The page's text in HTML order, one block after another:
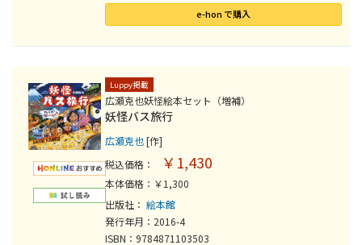
e-hon で購入
Luppy掲載
広瀬克也妖怪絵本セット（増補）
妖怪バス旅行
広瀬克也[作]
税込価格：
￥1,430
本体価格：￥1,300
出版社： 絵本館
発行年月：2016-4
ISBN：9784871103503